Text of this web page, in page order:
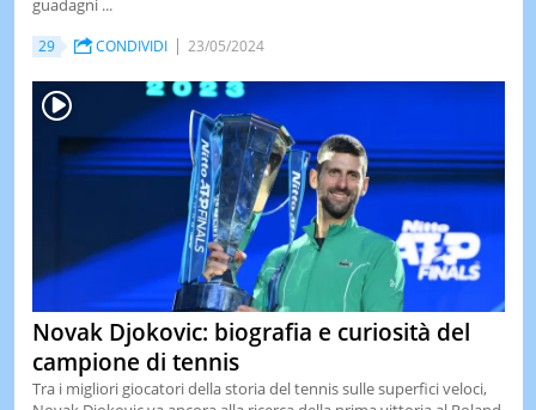
OGGI
DI
IERI
guadagni ...
29 CONDIVIDI 23/05/2024
Novak Djokovic: biografia e curiosità del
campione di tennis
Tra i migliori giocatori della storia del tennis sulle superfici veloci,